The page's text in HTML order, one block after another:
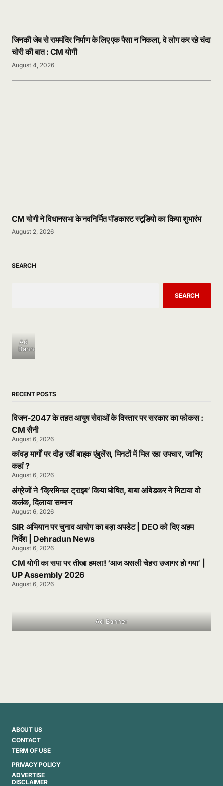
जिनकी जेब से राममंदिर निर्माण के लिए एक पैसा न निकला, वे लोग कर रहे चंदा
चोरी की बात : CM योगी
August 4, 2026
CM योगी ने विधानसभा के नवनिर्मित पॉडकास्ट स्टूडियो का किया शुभारंभ
August 2, 2026
SEARCH
SEARCH
Ad
Banner
RECENT POSTS
विजन-2047 के तहत आयुष सेवाओं के विस्तार पर सरकार का फोकस :
CM सैनी
August 6, 2026
कांवड़ मार्गों पर दौड़ रहीं बाइक एंबुलेंस, मिनटों में मिल रहा उपचार, जानिए
कहां ?
August 6, 2026
अंग्रेजों ने ‘क्रिमिनल ट्राइब’ किया घोषित, बाबा आंबेडकर ने मिटाया वो
कलंक, दिलाया सम्मान
August 6, 2026
SIR अभियान पर चुनाव आयोग का बड़ा अपडेट | DEO को दिए अहम
निर्देश | Dehradun News
August 6, 2026
CM योगी का सपा पर तीखा हमला! ‘आज असली चेहरा उजागर हो गया’ |
UP Assembly 2026
August 6, 2026
Ad Banner
ABOUT US
CONTACT
TERM OF USE
PRIVACY POLICY
ADVERTISE
DISCLAIMER